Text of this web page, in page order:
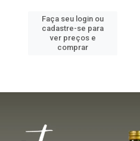
Faça seu login ou
cadastre-se para
ver preços e
comprar